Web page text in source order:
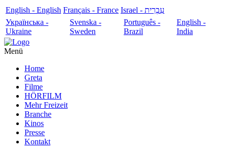
English - English Français - France
עִבְרִית - Israel
Українська -
Ukraine
Svenska -
Sweden
Português -
Brazil
English -
India
Menü
Home
Greta
Filme
HÖRFILM
Mehr Freizeit
Branche
Kinos
Presse
Kontakt